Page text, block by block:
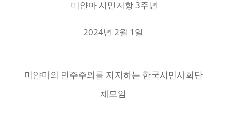
미얀마 시민저항 3주년
2024년 2월 1일
미얀마의 민주주의를 지지하는 한국시민사회단
체모임